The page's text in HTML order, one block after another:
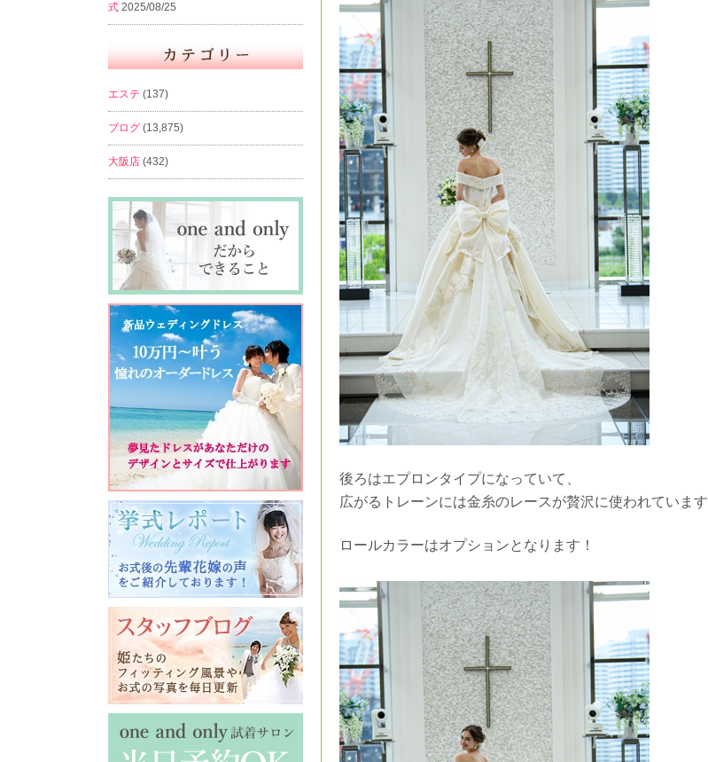
式 2025/08/25
エステ (137)
ブログ (13,875)
大阪店 (432)
後ろはエプロンタイプになっていて、
広がるトレーンには金糸のレースが贅沢に使われています
ロールカラーはオプションとなります！